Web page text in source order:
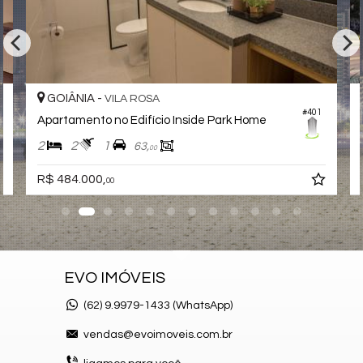
Rua Luciola Mazelo
Vila Rosa
#401
GOIÂNIA - VILA ROSA
Apartamento no Edifício Inside Park Home
2 2 1 63,00
R$ 484.000, 00
EVO IMÓVEIS
(62) 9.9979-1433 (WhatsApp)
vendas@evoimoveis.com.br